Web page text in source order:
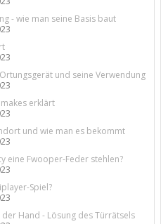
- wie man seine Basis baut
und seine Verwendung
erklärt
und wie man es bekommt
eine Fwooper-Feder stehlen?
Spiel?
Hand - Lösung des Türrätsels